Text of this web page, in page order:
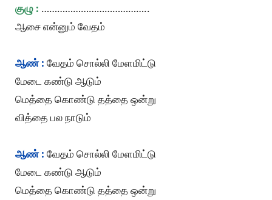
குழு : …………………………………..
ஆசை என்னும் வேதம்
ஆண் : வேதம் சொல்லி மேளமிட்டு
மேடை கண்டு ஆடும்
மெத்தை கொண்டு தத்தை ஒன்று
வித்தை பல நாடும்
ஆண் : வேதம் சொல்லி மேளமிட்டு
மேடை கண்டு ஆடும்
மெத்தை கொண்டு தத்தை ஒன்று